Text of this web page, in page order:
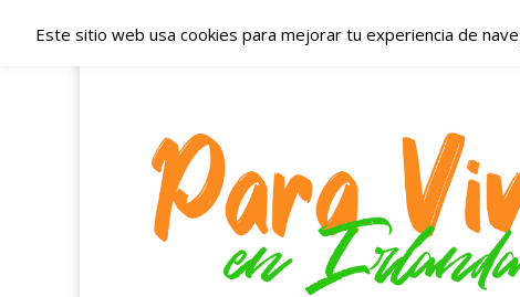
Españoles en
Irlanda –
Blog dedicado a los que viven, estudian y trabajan en
Este sitio web usa cookies para mejorar tu experiencia de